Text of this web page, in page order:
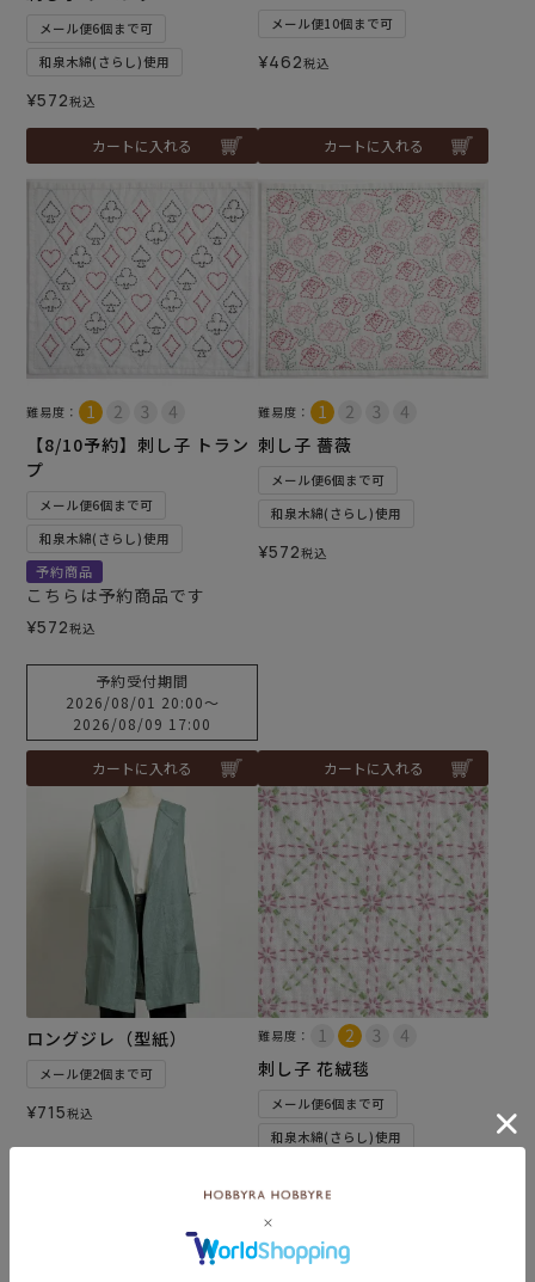
メール便6個まで可
和泉木綿(さらし)使用
¥572税込
カートに入れる
メール便10個まで可
¥462税込
カートに入れる
難易度：
【8/10予約】刺し子 トラン
プ
メール便6個まで可
和泉木綿(さらし)使用
予約商品
こちらは予約商品です
¥572税込
予約受付期間
2026/08/01 20:00〜
2026/08/09 17:00
カートに入れる
難易度：
刺し子 薔薇
メール便6個まで可
和泉木綿(さらし)使用
¥572税込
カートに入れる
ロングジレ（型紙）
メール便2個まで可
¥715税込
難易度：
刺し子 花絨毯
メール便6個まで可
和泉木綿(さらし)使用